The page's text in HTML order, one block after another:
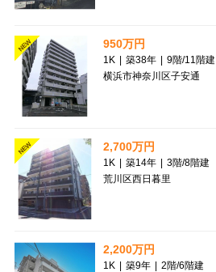
NEW 950万円
1K | 築38年 | 9階/11階建
横浜市神奈川区子安通
NEW 2,700万円
1K | 築14年 | 3階/8階建
荒川区西日暮里
2,200万円
1K | 築9年 | 2階/6階建